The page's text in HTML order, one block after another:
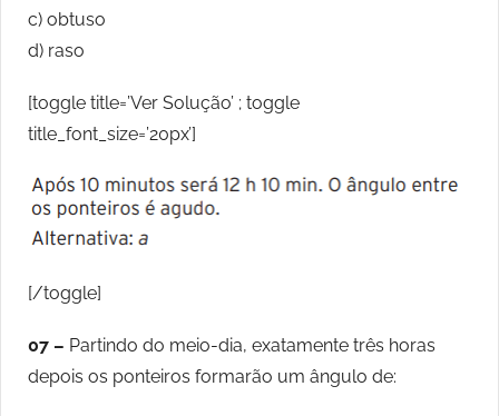
c) obtuso
d) raso
[toggle title=’Ver Solução’ ; toggle
title_font_size=’20px’]
[/toggle]
07 – Partindo do meio-dia, exatamente três horas
depois os ponteiros formarão um ângulo de: